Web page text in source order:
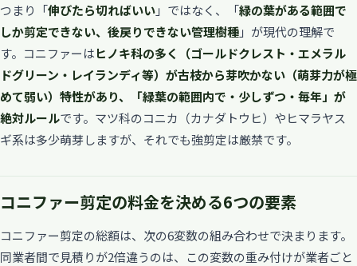
つまり「伸びたら切ればいい」ではなく、「緑の葉がある範囲で
しか剪定できない、後戻りできない管理樹種」が現代の理解で
す。コニファーはヒノキ科の多く（ゴールドクレスト・エメラル
ドグリーン・レイランディ等）が古枝から芽吹かない（萌芽力が極
めて弱い） 特性があり、
「緑葉の範囲内で・少しずつ・毎年」が
絶対ルールです。マツ科のコニカ（カナダトウヒ）やヒマラヤス
ギ系は多少萌芽しますが、それでも強剪定は厳禁です。
コニファー剪定の料金を決める6つの要素
コニファー剪定の総額は、次の6変数の組み合わせで決まります。
同業者間で見積りが2倍違うのは、この変数の重み付けが業者ごと